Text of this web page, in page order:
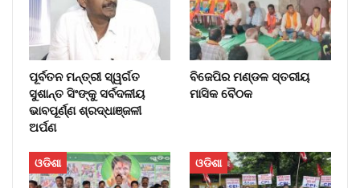
ପୂର୍ବତନ ମନ୍ତ୍ରୀ ସ୍ୱର୍ଗତ
ସୁଶାନ୍ତ ସିଂଙ୍କୁ ସର୍ବଦଳୀୟ
ଭାବପୂର୍ଣ୍ଣ ଶ୍ରଦ୍ଧାଞ୍ଜଳୀ
ଅର୍ପଣ
ବିଜେପିର ମଣ୍ଡଳ ସ୍ତରୀୟ
ମାସିକ ବୈଠକ
ଓଡିଶା ଓଡିଶା